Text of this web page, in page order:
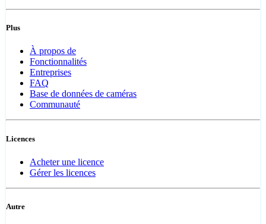
Plus
À propos de
Fonctionnalités
Entreprises
FAQ
Base de données de caméras
Communauté
Licences
Acheter une licence
Gérer les licences
Autre